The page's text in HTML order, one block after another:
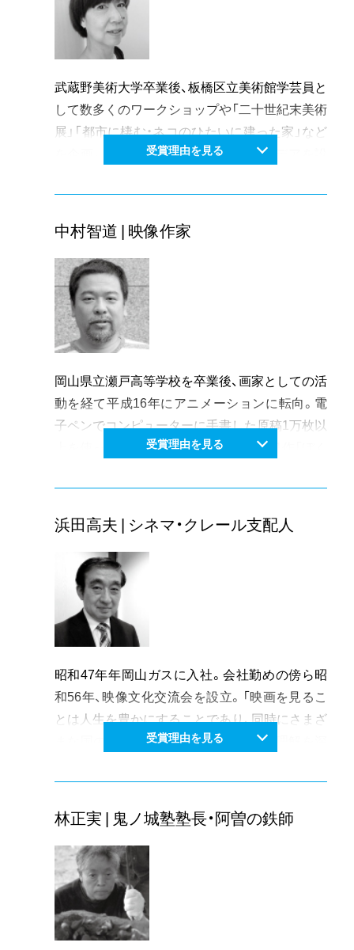
一方で、伝統工芸の技を子どもたちが体験するこ
とで、ものづくりの喜びを感じてほしいとの思い
から、真庭市内の小学校で本物の漆塗り体験授業
を行ったり、博物館や美術館でのワークショップ
を積極的に取り組んでいる。また、ロンドンで開
催された真庭フェアに出展するなど、普及にも精
力的に活動を行っている。
厳しい環境の中で向上心もあり情熱をもって伝
統を継いでいこうとする若い力は、伝統工芸に新
武蔵野美術大学卒業後、板橋区立美術館学芸員と
して数多くのワークショップや「二十世紀末美術
展」「都市に棲む・ネコのひたいに建った家」など
を企画。その後独立をして有限会社イデアを設
ュニケーションを誘発する新しい学びの場のデ
ザインに取り組む。平成25年、倉敷市玉島の実家
を改装して、日本で初めてのクリエイティブリユ
ース(庭や企業から日常的に生み出される廃材を
そのまま破棄せず、人のクリエイティビティー
(創造性)を使って、これまでに見たこともないよ
うな素敵なモノに生まれ変わらせる取り組み)の
拠点「IDEA R LAB」を開設し、全国から注目を浴
びている。「IDEA R LAB」を中心としたコミュニ
ティづくりは、これからの時代の地域づくりのあ
り方にも一石を投じることを予感させる。
時代が求めるクリエーター、プランナーとしての
功績は高く、先駆的な取り組みは、岡山の文化芸
術に大きな刺激を与えている。また、おかやま文
し、東京オリンピックに向けて、岡山県の文化芸
術をけん引してくれる期待度も高い。
受賞理由を見る
中村智道 | 映像作家
岡山県立瀬戸高等学校を卒業後、画家としての活
動を経て平成16年にアニメーションに転向。電
子ペンでコンピューターに手書した原稿1万枚以
上を使った独学の手法で、平成18年、第1作「ぼく
ィション部門奨励賞に選ばれ、英国の映画評論家
の目に留まったのをきっかけに活動の場を国内
外に拡げる。第2作「蟻」(11分)は、カナダ、フラン
ス、スペイン、ブラジルなどの映画祭やアートイ
ベントで上映されるなど世界的に評価される。
第3作「天使モドキ」(13分)は、世界有数の歴史と
規模を誇るフィンランド・タンペレ国際映画祭の
インターナショナルコンペティション部門に入
選し、グランプリ受賞候補にノミネートされた。
一方県内では、アートプロジェクトおかやま、ア
ーティスト・イン・レジデンスに参加。また赤磐
市出身の永瀬清子の魅力を映像と音楽で表現す
る「きよこのくら」の製作に参加、郷土文化の保
存、伝承にも意欲的に取り組んでいる。
新たな文化的価値を地域に付加し、創造する活動
は、岡山県の文化芸術による地域づくりに大きく
寄与している。
受賞理由を見る
浜田高夫 | シネマ・クレール支配人
昭和47年年岡山ガスに入社。会社勤めの傍ら昭
和56年、映像文化交流会を設立。「映画を見るこ
とは人生を豊かにすることであり、同時にさまざ
まな国の文化にふれることでその国の理解を深
見ることが難しい芸術性の高い映画「フォルカ
ー・シュレンドルフ監督特集」をはじめ、「ヴェル
ナー・ヘルツォーク監督特集」、「汚れた血」など
を美術館の映像ホールを借りて自主上映した。
「映画環境を向上させたい。さまざまなジャンル
の映画、心を動かす映画がたくさんあることを紹
介したい」と大手映画会社の直接の影響下にない
ミニシアターのシネマ・クレール石関を平成6年
受賞理由を見る
林正実 | 鬼ノ城塾塾長・阿曽の鉄師